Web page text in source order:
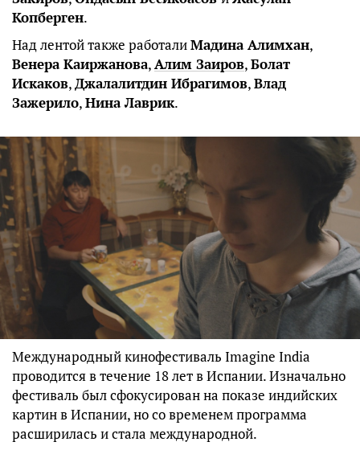
Копберген.
Над лентой также работалиМадина Алимхан,
Венера Каиржанова,Алим Заиров,Болат
Искаков,Джалалитдин Ибрагимов,Влад
Зажерило,Нина Лаврик.
Международный кинофестиваль Imagine India
проводится в течение 18 лет в Испании. Изначально
фестиваль был сфокусирован на показе индийских
картин в Испании, но со временем программа
расширилась и стала международной.